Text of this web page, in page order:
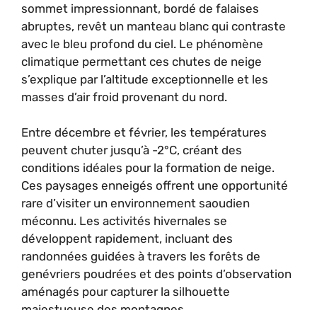
sommet impressionnant, bordé de falaises
abruptes, revêt un manteau blanc qui contraste
avec le bleu profond du ciel. Le phénomène
climatique permettant ces chutes de neige
s’explique par l’altitude exceptionnelle et les
masses d’air froid provenant du nord.
Entre décembre et février, les températures
peuvent chuter jusqu’à -2°C, créant des
conditions idéales pour la formation de neige.
Ces paysages enneigés offrent une opportunité
rare d’visiter un environnement saoudien
méconnu. Les activités hivernales se
développent rapidement, incluant des
randonnées guidées à travers les forêts de
genévriers poudrées et des points d’observation
aménagés pour capturer la silhouette